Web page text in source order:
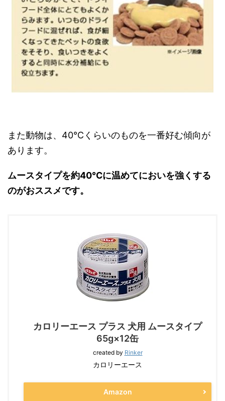
また動物は、40℃くらいのものを一番好む傾向が
あります。
ムースタイプを約40℃に温めてにおいを強くする
のがおススメです。
カロリーエース プラス 犬用 ムースタイプ
65g×12缶
created by Rinker
カロリーエース
Amazon